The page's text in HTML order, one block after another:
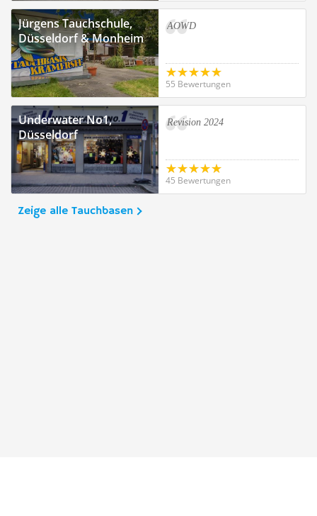
Jürgens Tauchschule,
Düsseldorf & Monheim
AOWD
55 Bewertungen
Underwater No1,
Düsseldorf
Revision 2024
45 Bewertungen
Zeige alle Tauchbasen